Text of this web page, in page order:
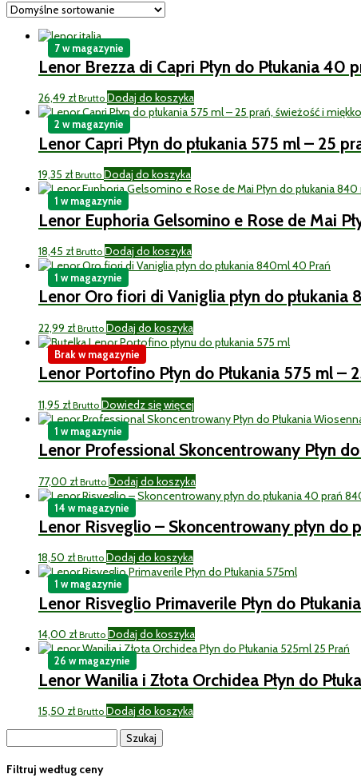
Lenor Brezza di Capri Płyn do Płukania 40
26,49 zł Brutto Dodaj do koszyka
7 w magazynie
Lenor Capri Płyn do płukania 575 ml – 25
19,35 zł Brutto Dodaj do koszyka
2 w magazynie
Lenor Euphoria Gelsomino e Rose de Mai
18,45 zł Brutto Dodaj do koszyka
1 w magazynie
Lenor Oro fiori di Vaniglia płyn do
22,99 zł Brutto Dodaj do koszyka
1 w magazynie
Lenor Portofino Płyn do Płukania 575 ml –
11,95 zł Brutto Dowiedz się więcej
Brak w magazynie
Lenor Professional Skoncentrowany Płyn
77,00 zł Brutto Dodaj do koszyka
1 w magazynie
Lenor Risveglio – Skoncentrowany płyn do
18,50 zł Brutto Dodaj do koszyka
14 w magazynie
Lenor Risveglio Primaverile Płyn do
14,00 zł Brutto Dodaj do koszyka
1 w magazynie
Lenor Wanilia i Złota Orchidea Płyn do
15,50 zł Brutto Dodaj do koszyka
26 w magazynie
Filtruj według ceny